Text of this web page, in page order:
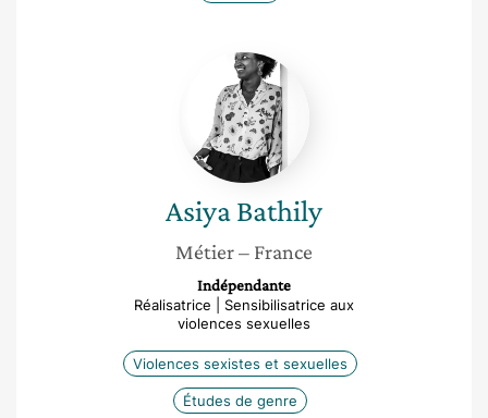
Asiya
Bathily
AsiyaBathily
Métier– France
Indépendante
Réalisatrice | Sensibilisatrice aux
violences sexuelles
Violences sexistes et sexuelles
Études de genre